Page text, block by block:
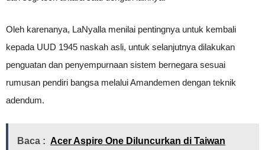
Oleh karenanya, LaNyalla menilai pentingnya untuk kembali
kepada UUD 1945 naskah asli, untuk selanjutnya dilakukan
penguatan dan penyempurnaan sistem bernegara sesuai
rumusan pendiri bangsa melalui Amandemen dengan teknik
adendum.
Baca : Acer Aspire One Diluncurkan di Taiwan